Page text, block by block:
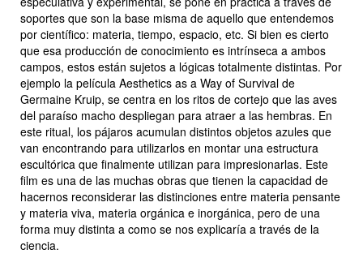
soportes que son la base misma de aquello que entendemos
por científico: materia, tiempo, espacio, etc. Si bien es cierto
que esa producción de conocimiento es intrínseca a ambos
campos, estos están sujetos a lógicas totalmente distintas. Por
ejemplo la película Aesthetics as a Way of Survival de
Germaine Kruip, se centra en los ritos de cortejo que las aves
del paraíso macho despliegan para atraer a las hembras. En
este ritual, los pájaros acumulan distintos objetos azules que
van encontrando para utilizarlos en montar una estructura
escultórica que finalmente utilizan para impresionarlas. Este
film es una de las muchas obras que tienen la capacidad de
hacernos reconsiderar las distinciones entre materia pensante
y materia viva, materia orgánica e inorgánica, pero de una
forma muy distinta a como se nos explicaría a través de la
ciencia.